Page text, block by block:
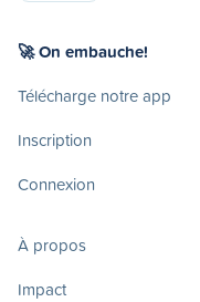
🚀 On embauche!
Télécharge notre app
Inscription
Connexion
À propos
Impact